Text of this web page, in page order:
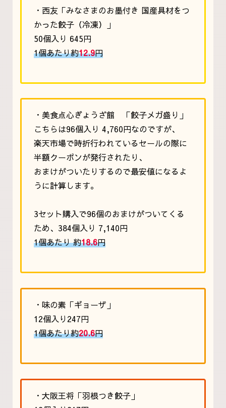
・西友「みなさまのお墨付き 国産具材をつ
かった餃子（冷凍）」
50個入り 645円
1個あたり約12.9円
・美食点心ぎょうざ館 「餃子メガ盛り」
こちらは96個入り 4,760円なのですが、
楽天市場で時折行われているセールの際に
半額クーポンが発行されたり、
おまけがついたりするので最安値になるよ
うに計算します。
3セット購入で96個のおまけがついてくる
ため、384個入り 7,140円
1個あたり 約18.6円
・味の素「ギョーザ」
12個入り247円
1個あたり約20.6円
・大阪王将「羽根つき餃子」